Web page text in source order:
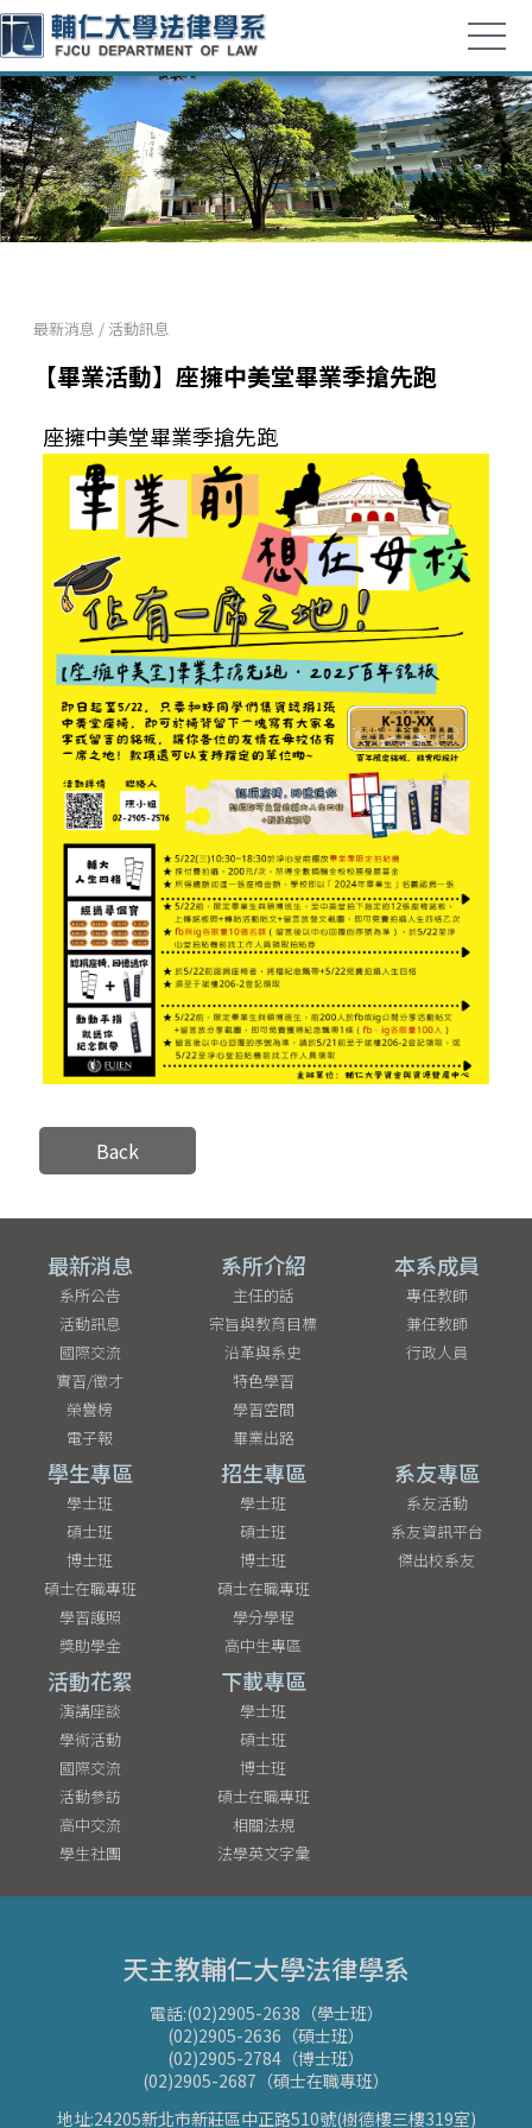
最新消息 / 活動訊息
【畢業活動】座擁中美堂畢業季搶先跑
座擁中美堂畢業季搶先跑
Back
最新消息
系所公告
活動訊息
國際交流
實習/徵才
榮譽榜
電子報
系所介紹
主任的話
宗旨與教育目標
沿革與系史
特色學習
學習空間
畢業出路
本系成員
專任教師
兼任教師
行政人員
學生專區
學士班
碩士班
博士班
碩士在職專班
學習護照
獎助學金
招生專區
學士班
碩士班
博士班
碩士在職專班
學分學程
高中生專區
系友專區
系友活動
系友資訊平台
傑出校系友
活動花絮
演講座談
學術活動
國際交流
活動參訪
高中交流
學生社團
下載專區
學士班
碩士班
博士班
碩士在職專班
相關法規
法學英文字彙
天主教輔仁大學法律學系
電話:(02)2905-2638（學士班）
(02)2905-2636（碩士班）
(02)2905-2784（博士班）
(02)2905-2687（碩士在職專班）
地址:24205新北市新莊區中正路510號(樹德樓三樓319室)